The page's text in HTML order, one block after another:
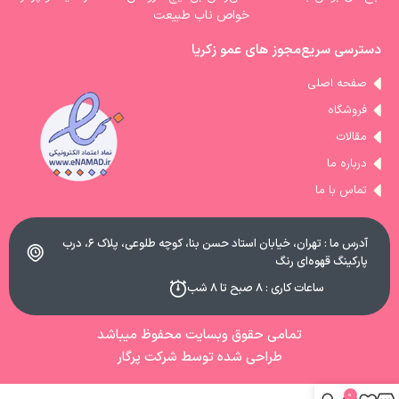
خواص ناب طبیعت
دسترسی سریعمجوز های عمو زکریا
صفحه اصلی
فروشگاه
مقالات
درباره ما
تماس با ما
آدرس ما : تهران، خیابان استاد حسن بنا، کوچه طلوعی، پلاک ۶، درب
پارکینگ قهوه‌ای رنگ
ساعات کاری : ۸ صبح تا ۸ شب
تمامی حقوق وبسایت محفوظ میباشد
طراحی شده توسط شرکت پرگار
0